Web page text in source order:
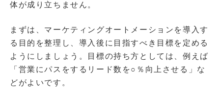
体が成り立ちません。
まずは、マーケティングオートメーションを導入す
る目的を整理し、導入後に目指すべき目標を定める
ようにしましょう。目標の持ち方としては、例えば
「営業にパスをするリード数を○％向上させる」な
どがよいです。